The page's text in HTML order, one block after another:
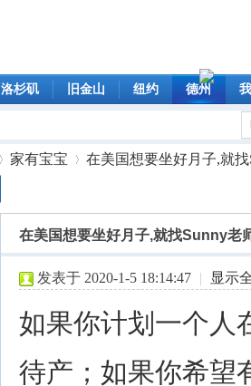
洛杉矶 旧金山 纽约 德州
家有宝宝
›
在美国想要坐好月子,就
在美国想要坐好月子,就找Sunny老
发表于 2020-1-5 18:14:47 | 显示
如果你计划一个人
待产；如果你希望